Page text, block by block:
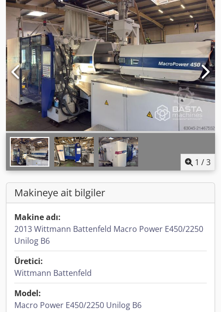
1 /3
Makineye ait bilgiler
Makine adı:
2013 Wittmann Battenfeld Macro Power E450/2250
Unilog B6
Üretici:
Wittmann Battenfeld
Model:
Macro Power E450/2250 Unilog B6